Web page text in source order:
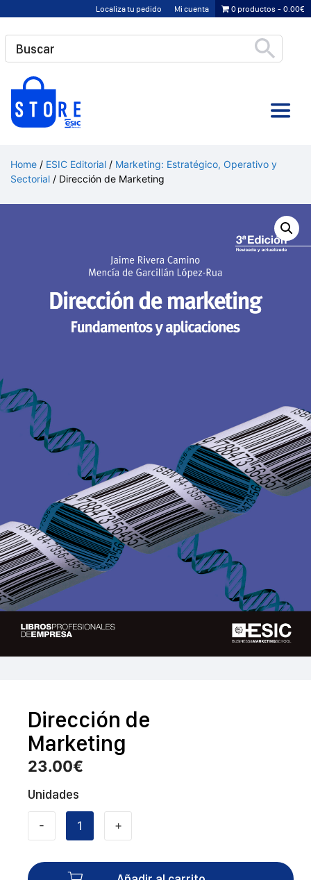
contenido
Localiza tu pedido Mi cuenta 0 productos 0.00€
Home / ESIC Editorial / Marketing: Estratégico, Operativo y
Sectorial / Dirección de Marketing
Dirección de
Marketing
23.00€
Unidades
- +